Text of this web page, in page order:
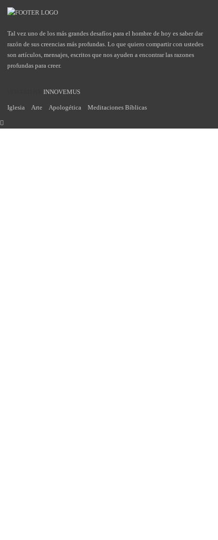
Tal vez uno de los más grandes desafíos para el hombre de hoy es saber dar
razón de sus creencias más profundas. Lo que quiero compartir con ustedes
son artículos, mensajes, escritos que nos ayuden a encontrar las razones
profundas para creer.
INNOVEMUS
Iglesia Arte Apologética Meditaciones Bíblicas